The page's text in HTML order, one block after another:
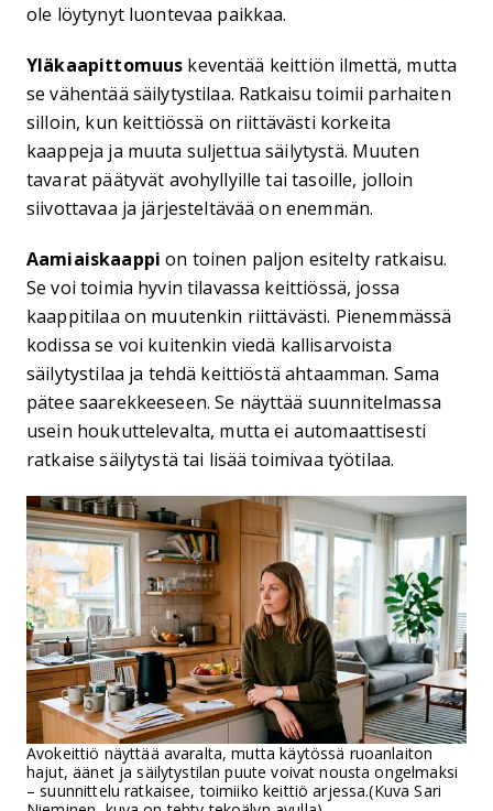
ole löytynyt luontevaa paikkaa.
Yläkaapittomuus keventää keittiön ilmettä, mutta
se vähentää säilytystilaa. Ratkaisu toimii parhaiten
silloin, kun keittiössä on riittävästi korkeita
kaappeja ja muuta suljettua säilytystä. Muuten
tavarat päätyvät avohyllyille tai tasoille, jolloin
siivottavaa ja järjesteltävää on enemmän.
Aamiaiskaappi on toinen paljon esitelty ratkaisu.
Se voi toimia hyvin tilavassa keittiössä, jossa
kaappitilaa on muutenkin riittävästi. Pienemmässä
kodissa se voi kuitenkin viedä kallisarvoista
säilytystilaa ja tehdä keittiöstä ahtaamman. Sama
pätee saarekkeeseen. Se näyttää suunnitelmassa
usein houkuttelevalta, mutta ei automaattisesti
ratkaise säilytystä tai lisää toimivaa työtilaa.
Avokeittiö näyttää avaralta, mutta käytössä ruoanlaiton
hajut, äänet ja säilytystilan puute voivat nousta ongelmaksi
– suunnittelu ratkaisee, toimiiko keittiö arjessa.(Kuva Sari